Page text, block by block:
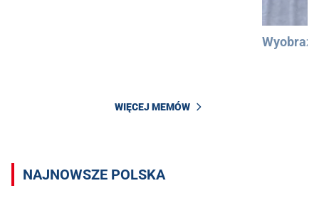
WIĘCEJ MEMÓW
NAJNOWSZE POLSKA